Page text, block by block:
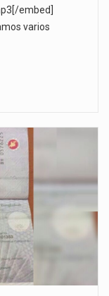
embed]
varios